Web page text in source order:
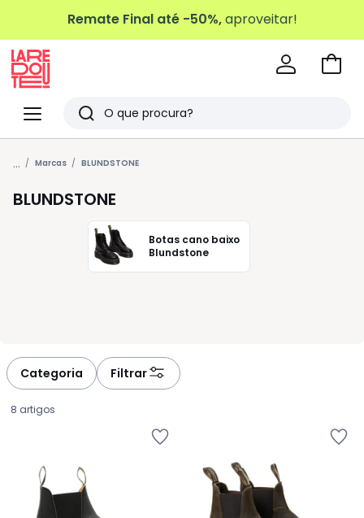
Remate Final até -50%,aproveitar!
Menu
Redoute
Pesquisar
Últimos
artigos
vistos
Ir
... Marcas BLUNDSTONE
BLUNDSTONE
Botas cano baixo
Blundstone
Categoria Filtrar
8 artigos